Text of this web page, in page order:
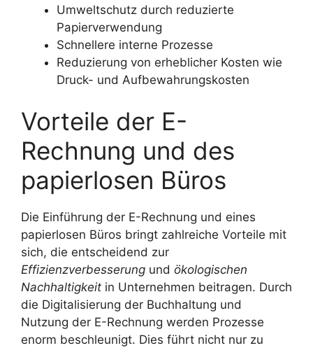
Umweltschutz durch reduzierte
Papierverwendung
Schnellere interne Prozesse
Reduzierung von erheblicher Kosten wie
Druck- und Aufbewahrungskosten
Vorteile der E-
Rechnung und des
papierlosen Büros
Die Einführung der E-Rechnung und eines
papierlosen Büros bringt zahlreiche Vorteile mit
sich, die entscheidend zur
Effizienzverbesserung und ökologischen
Nachhaltigkeit in Unternehmen beitragen. Durch
die Digitalisierung der Buchhaltung und
Nutzung der E-Rechnung werden Prozesse
enorm beschleunigt. Dies führt nicht nur zu